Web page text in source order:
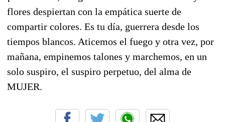
flores despiertan con la empática suerte de
compartir colores. Es tu día, guerrera desde los
tiempos blancos. Aticemos el fuego y otra vez, por
mañana, empinemos talones y marchemos, en un
solo suspiro, el suspiro perpetuo, del alma de
MUJER.